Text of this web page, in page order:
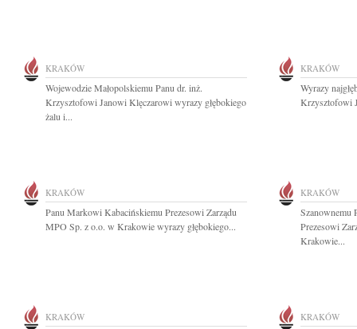
KRAKÓW
Wojewodzie Małopolskiemu Panu dr. inż.
Krzysztofowi Janowi Klęczarowi wyrazy głębokiego
żalu i...
KRAKÓW
Wyrazy
Krzysztofowi
KRAKÓW
Panu Markowi Kabacińskiemu Prezesowi Zarządu
MPO Sp. z o.o. w Krakowie wyrazy głębokiego...
KRAKÓW
Szanownemu
Prezesowi
Krakowie...
KRAKÓW KRAKÓW